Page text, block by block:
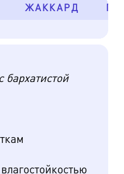
ЖАККАРД
бархатистой